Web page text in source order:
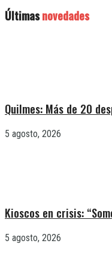
Últimasnovedades
Quilmes: Más de 20
5 agosto, 2026
Kioscos en crisis:
5 agosto, 2026